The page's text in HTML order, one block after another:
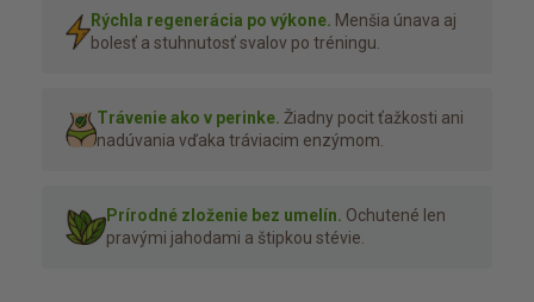
Rýchla regenerácia po výkone. Menšia únava aj
bolesť a stuhnutosť svalov po tréningu.
Trávenie ako v perinke. Žiadny pocit ťažkosti ani
nadúvania vďaka tráviacim enzýmom.
Prírodné zloženie bez umelín. Ochutené len
pravými jahodami a štipkou stévie.